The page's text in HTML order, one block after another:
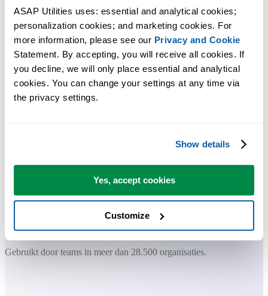
ASAP Utilities uses: essential and analytical cookies;
personalization cookies; and marketing cookies. For
more information, please see our Privacy and Cookie
Statement. By accepting, you will receive all cookies. If
you decline, we will only place essential and analytical
cookies. You can change your settings at any time via
the privacy settings.
Show details
Yes, accept cookies
Customize
Praktische tools die veel Excel-gebruikers in Excel missen.
Bespaar tijd in Excel. Snel en eenvoudig.
ASAP Utilities helpt je tijd besparen en dingen doen die Excel alleen
De meeste gebruikers beginnen met een paar tools. Uiteindelijk
gebruiken velen ASAP Utilities dagelijks.
Gebruikt door teams in meer dan 28.500 organisaties.